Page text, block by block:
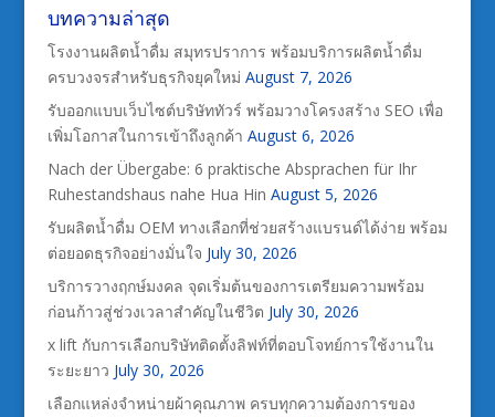
บทความล่าสุด
โรงงานผลิตน้ำดื่ม สมุทรปราการ พร้อมบริการผลิตน้ำดื่ม
ครบวงจรสำหรับธุรกิจยุคใหม่ August 7, 2026
รับออกแบบเว็บไซต์บริษัททัวร์ พร้อมวางโครงสร้าง SEO เพื่อ
เพิ่มโอกาสในการเข้าถึงลูกค้า August 6, 2026
Nach der Übergabe: 6 praktische Absprachen für Ihr
Ruhestandshaus nahe Hua Hin August 5, 2026
รับผลิตน้ำดื่ม OEM ทางเลือกที่ช่วยสร้างแบรนด์ได้ง่าย พร้อม
ต่อยอดธุรกิจอย่างมั่นใจ July 30, 2026
บริการวางฤกษ์มงคล จุดเริ่มต้นของการเตรียมความพร้อม
ก่อนก้าวสู่ช่วงเวลาสำคัญในชีวิต July 30, 2026
x lift กับการเลือกบริษัทติดตั้งลิฟท์ที่ตอบโจทย์การใช้งานใน
ระยะยาว July 30, 2026
เลือกแหล่งจำหน่ายผ้าคุณภาพ ครบทุกความต้องการของ